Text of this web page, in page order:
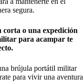
segura.
corta o una expedición
para acampar te
brújula portátil militar
para vivir una aventura